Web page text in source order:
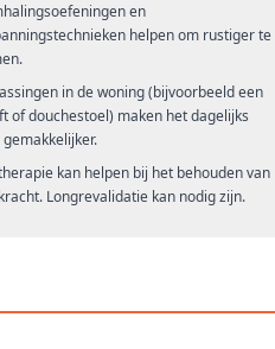
en
helpen om rustiger te
in de woning (bijvoorbeeld een
of douchestoel) maken het dagelijks
gemakkelijker.
kan helpen bij het behouden van
Longrevalidatie kan nodig zijn.